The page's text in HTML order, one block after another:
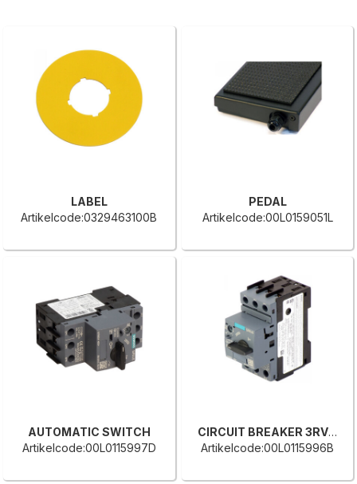
LABEL
Artikelcode:0329463100B
PEDAL
Artikelcode:00L0159051L
AUTOMATIC SWITCH
Artikelcode:00L0115997D
CIRCUIT BREAKER 3RV2011-1JA10
Artikelcode:00L0115996B